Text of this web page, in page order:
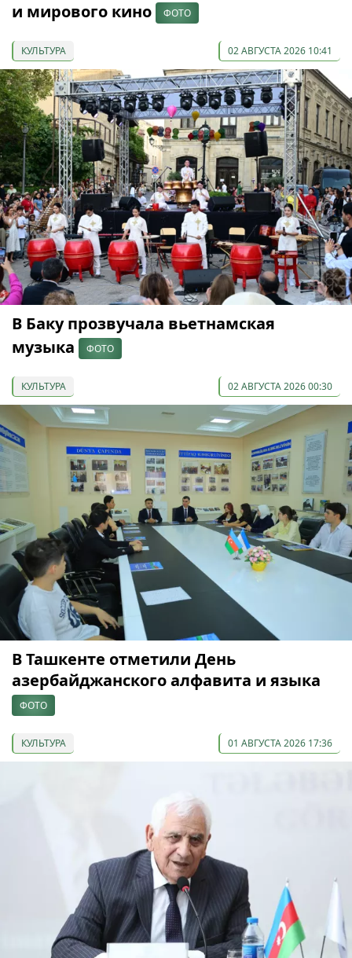
и мирового кино
ФОТО
КУЛЬТУРА 02 АВГУСТА 2026 10:41
В Баку прозвучала вьетнамская
музыка
ФОТО
КУЛЬТУРА 02 АВГУСТА 2026 00:30
В Ташкенте отметили День
азербайджанского алфавита и языка
ФОТО
КУЛЬТУРА 01 АВГУСТА 2026 17:36